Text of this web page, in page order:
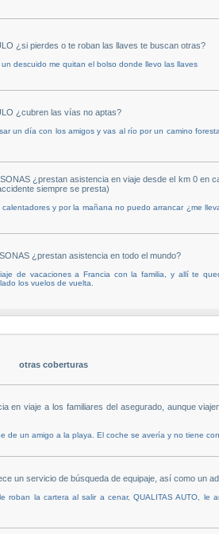
¿si pierdes o te roban las llaves te buscan otras?
descuido me quitan el bolso donde llevo las llaves
¿cubren las vías no aptas?
un día con los amigos y vas al río por un camino
¿prestan asistencia en viaje desde el km 0 en
siempre se presta)
y por la mañana no puedo arrancar ¿me
¿prestan asistencia en todo el mundo?
de vacaciones a Francia con la familia, y allí te
los vuelos de vuelta.
otras coberturas
en viaje a los familiares del asegurado, aunque
de un amigo a la playa. El coche se avería y no tiene
un servicio de búsqueda de equipaje, así como un
roban la cartera al salir a cenar, QUALITAS AUTO,